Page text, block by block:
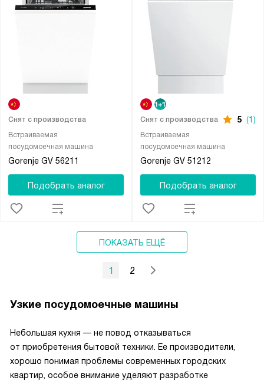
Встраиваемая
посудомоечная машина
Gorenje GV 56211
Снят с производства
Подобрать аналог
Встраиваемая
посудомоечная машина
Gorenje GV 51212
Снят с производства 5 (1)
Подобрать аналог
ПОКАЗАТЬ ЕЩЁ
1 2
Узкие посудомоечные машины
Небольшая кухня — не повод отказываться
от приобретения бытовой техники. Ее производители,
хорошо понимая проблемы современных городских
квартир, особое внимание уделяют разработке